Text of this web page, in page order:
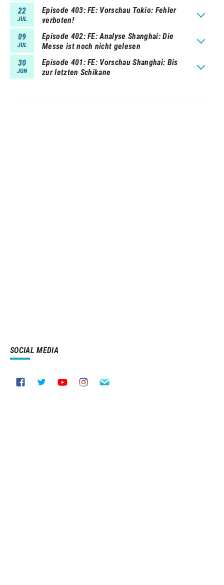
22
JUL
Episode 403 FE: Vorschau Tokio: Fehler
verboten!
09
JUL
Episode 402 FE: Analyse Shanghai: Die
Messe ist noch nicht gelesen
30
JUN
Episode 401 FE: Vorschau Shanghai: Bis
zur letzten Schikane
SOCIAL MEDIA